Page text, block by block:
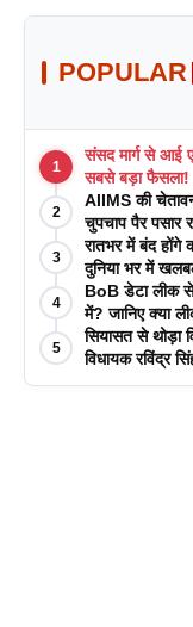
POPULAR
1
संसद मार्ग से आई
सबसे बड़ा फैसला!
2
AIIMS की
चुपचाप पैर पसार
3
रातभर में बंद
दुनिया भर में
4
BoB डेटा लीक
में? जानिए क्या
5
सियासत से थोड़ा
विधायक रविंद्र